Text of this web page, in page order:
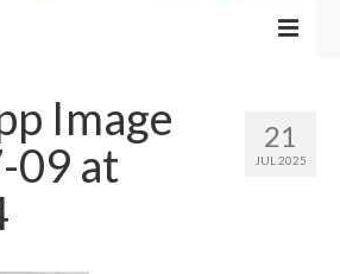
21
JUL 2025
Image
09 at